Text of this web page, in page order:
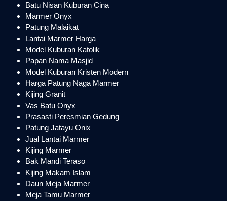
Batu Nisan Kuburan Cina
Marmer Onyx
Patung Malaikat
Lantai Marmer Harga
Model Kuburan Katolik
Papan Nama Masjid
Model Kuburan Kristen Modern
Harga Patung Naga Marmer
Kijing Granit
Vas Batu Onyx
Prasasti Peresmian Gedung
Patung Jatayu Onix
Jual Lantai Marmer
Kijing Marmer
Bak Mandi Teraso
Kijing Makam Islam
Daun Meja Marmer
Meja Tamu Marmer